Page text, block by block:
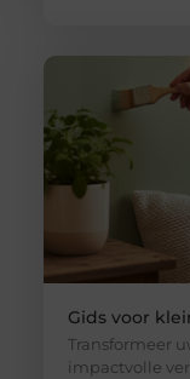
Gids voor
Transformeer
impactvolle